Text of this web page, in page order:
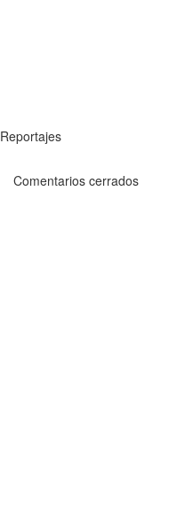
Reportajes
Comentarios cerrados